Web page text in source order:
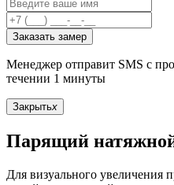
Заказать замер
Менеджер отправит SMS с
течении 1 минуты
Закрытьx
Парящий
Для визуального увеличения